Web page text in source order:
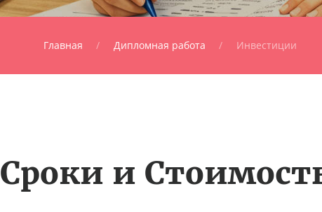
Главная Дипломная работа Инвестиции
Сроки и